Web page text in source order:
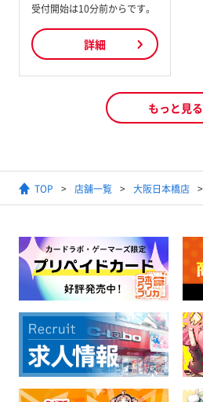
受付開始は10分前からです。
詳細
もっと見る
TOP 店舗一覧 大阪日本橋店